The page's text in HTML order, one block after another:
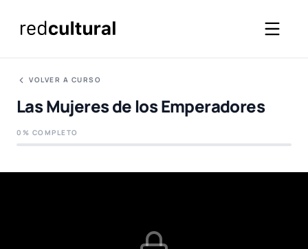
VOLVER A CURSO
Las Mujeres de los Emperadores
0% COMPLETO